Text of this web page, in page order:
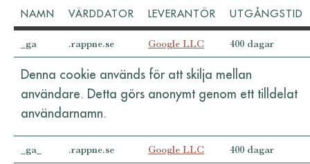
NAMN VÄRDDATOR LEVERANTÖR UTGÅNGSTID
_ga .rappne.se Google LLC 400 dagar
Denna cookie används för att skilja mellan
användare. Detta görs anonymt genom ett tilldelat
användarnamn.
_ga_ .rappne.se Google LLC 400 dagar